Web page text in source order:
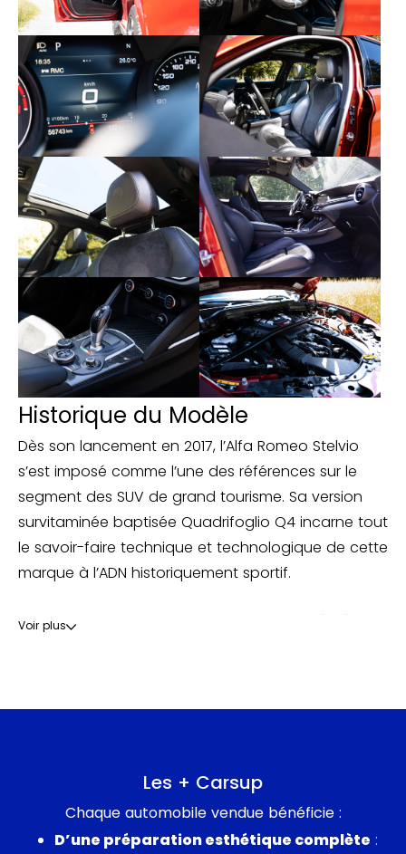
Historique du Modèle
Dès son lancement en 2017, l’Alfa Romeo Stelvio
s’est imposé comme l’une des références sur le
segment des SUV de grand tourisme. Sa version
survitaminée baptisée Quadrifoglio Q4 incarne tout
le savoir-faire technique et technologique de cette
marque à l’ADN historiquement sportif.
Réputé pour son panache, le tonitruant V6 2.9
mélodieuse symphonie à travers ses quatre sorties
d’échappement, ce moteur est un pur concentré
de plaisir acoustique.
Voir plus
Les + Carsup
Chaque automobile vendue bénéficie :
D’une préparation esthétique complète :